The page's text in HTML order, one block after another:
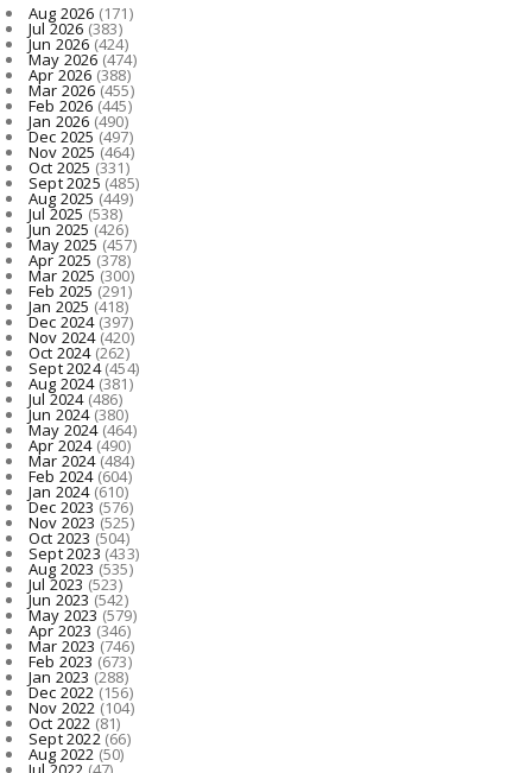
Aug 2026 (171)
Jul 2026 (383)
Jun 2026(424)
May 2026(474)
Apr 2026 (388)
Mar 2026(455)
Feb 2026 (445)
Jan 2026 (490)
Dec 2025(497)
Nov 2025 (464)
Oct 2025 (331)
Sept 2025 (485)
Aug 2025 (449)
Jul 2025 (538)
Jun 2025(426)
May 2025(457)
Apr 2025 (378)
Mar 2025 (300)
Feb 2025 (291)
Jan 2025 (418)
Dec 2024(397)
Nov 2024(420)
Oct 2024(262)
Sept 2024(454)
Aug 2024(381)
Jul 2024(486)
Jun 2024(380)
May 2024(464)
Apr 2024(490)
Mar 2024(484)
Feb 2024(604)
Jan 2024(610)
Dec 2023(576)
Nov 2023 (525)
Oct 2023 (504)
Sept 2023 (433)
Aug 2023 (535)
Jul 2023 (523)
Jun 2023(542)
May 2023(579)
Apr 2023 (346)
Mar 2023 (746)
Feb 2023 (673)
Jan 2023 (288)
Dec 2022(156)
Nov 2022 (104)
Oct 2022 (81)
Sept 2022(66)
Aug 2022 (50)